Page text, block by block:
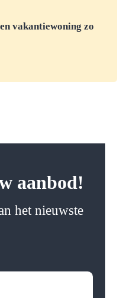
vakantiewoning zo
aanbod!
het nieuwste